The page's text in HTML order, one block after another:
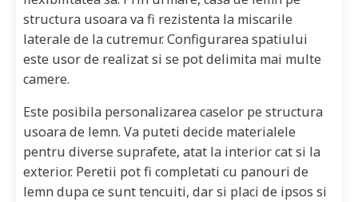
structura usoara va fi rezistenta la miscarile
laterale de la cutremur. Configurarea spatiului
este usor de realizat si se pot delimita mai multe
camere.
Este posibila personalizarea caselor pe structura
usoara de lemn. Va puteti decide materialele
pentru diverse suprafete, atat la interior cat si la
exterior. Peretii pot fi completati cu panouri de
lemn dupa ce sunt tencuiti, dar si placi de ipsos si